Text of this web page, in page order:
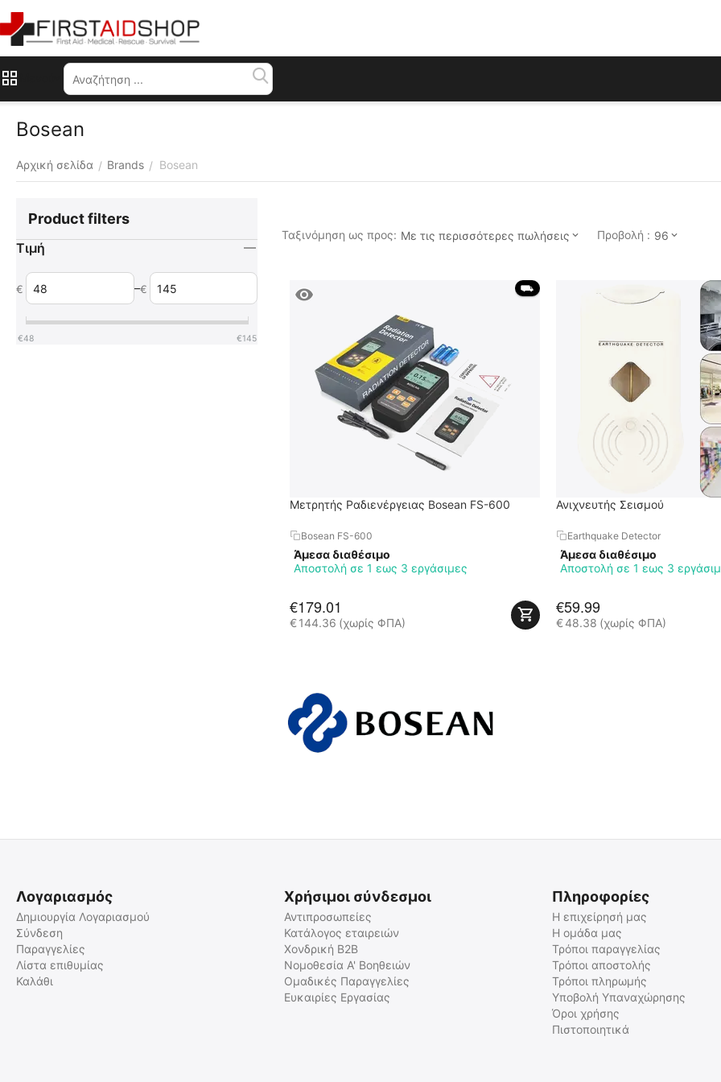
Bosean
Αρχική σελίδα / Brands / Bosean
Ταξινόμηση ως προς: Με τις περισσότερες πωλήσεις Προβολή : 96
⛟
Μετρητής Ραδιενέργειας Bosean FS-600
Bosean FS-600
Άμεσα διαθέσιμο
Αποστολή σε 1 εως 3 εργάσιμες
€179.01
€144.36 (χωρίς ΦΠΑ)
Ανιχνευτής Σεισμού
Earthquake Detector
Άμεσα διαθέσιμο
Αποστολή σε 1 εως 3
€59.99
€48.38 (χωρίς ΦΠΑ)
Product filters
Τιμή
€ –€
€48 €145
Λογαριασμός
Δημιουργία Λογαριασμού
Σύνδεση
Παραγγελίες
Λίστα επιθυμίας
Καλάθι
Χρήσιμοι σύνδεσμοι
Αντιπροσωπείες
Κατάλογος εταιρειών
Χονδρική B2B
Νομοθεσία Α' Βοηθειών
Ομαδικές Παραγγελίες
Ευκαιρίες Εργασίας
Πληροφορίες
Η επιχείρησή μας
Η ομάδα μας
Τρόποι παραγγελίας
Τρόποι αποστολής
Τρόποι πληρωμής
Υποβολή Υπαναχώρησης
Όροι χρήσης
Πιστοποιητικά